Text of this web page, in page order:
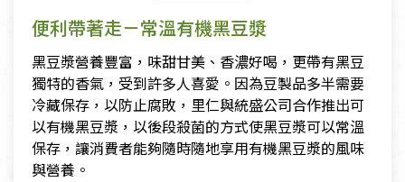
便利帶著走－常溫有機黑豆漿
黑豆漿營養豐富，味甜甘美、香濃好喝，更帶有黑豆
獨特的香氣，受到許多人喜愛。因為豆製品多半需要
冷藏保存，以防止腐敗，里仁與統盛公司合作推出可
以有機黑豆漿，以後段殺菌的方式使黑豆漿可以常溫
保存，讓消費者能夠隨時隨地享用有機黑豆漿的風味
與營養。